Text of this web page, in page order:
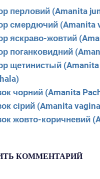
перловий (Amanita
смердючий (Amanita
яскраво-жовтий
поганковидний
щетинистый (Amanita
чорний (Amanita
сірий (Amanita
жовто-коричневий
КОММЕНТАРИЙ